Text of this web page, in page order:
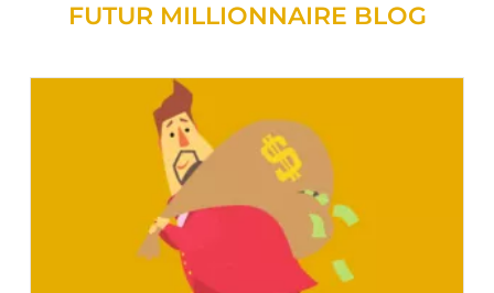
FUTUR MILLIONNAIRE BLOG